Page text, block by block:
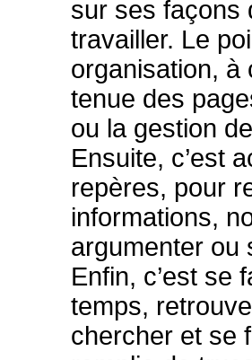
sur ses façons
travailler. Le
organisation, à
tenue des
ou la gestion
Ensuite, c’est
repères, pour
informations,
argumenter
Enfin, c’est se
temps,
chercher et se